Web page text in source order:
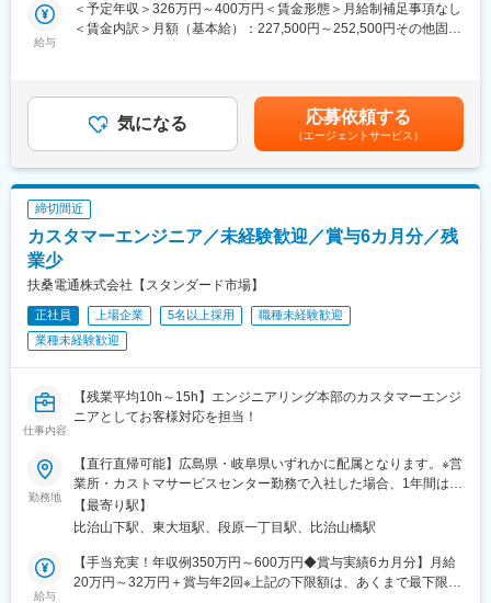
■同社について
セキュリティ事業を中心に、防災事業、メディカル事業、保険事
業、地理空間情報サービス事業、BPO・ICT事業の6つの領域で事
業を展開し、海外では１６の国と地域に進出しています。
■業務内容
家電量販店、モール型店舗内のソフトバンク取扱いコーナーに
店頭で使う販促ツール作成や、店頭キャンペーン企画などに積極
的に携わって頂きます。また、接客業務だけでなく、店頭で使用
する販促ツールやPOP作成、キャンペーン企画などセールス向上
の為の各種プロモーションをお任せすることもあります。
■入社後の流れ/キャリアパス
まず店頭での接客からスタートし、後輩指導やリーダー業務もゆ
くゆくお任せ致します。正社員登用後はマネジメントやメンバー
教育など、クルーを統括するなどのステップアップが可能です。
す。
■正社員登用制度について
年2回正社員登用試験あり、実際に契約社員から正社員になった社
員も多数います。自身の成長とその成果をしっかりと評価しま
す。
■教育体制
未経験の方にも手厚くフォローし、早期に一人前となるフォロー
を致します。入社時の研修を筆頭に各種研修制度を充実させ、社
バンクの一員として丁寧にサポートします。
●基礎研修
クルーに欠かせないビジネスマナーや接客スキルを学んで頂きま
す。現場経験豊富な社員が研修講師を務め、実務に基づいた丁寧
●OJT研修
売り場の先輩と徐々に仕事を覚えていただきます。多くの先輩が
給与
＜予定年収＞326万円～400万円＜賃金形態＞月給制補足事項なし
＜賃金内訳＞月額（基本給）：227,500円～252,500円その他固定
年収326～400万円販売クルー（販売職正社員）：年収350～800
万円スーパーバイザー（販売職正社員）年収350～690万円エリア
マネージャー（総合職正社員）年収400～1,000万円賃金はあくま
でも目安の金額であり、選考を通じて上下する可能性がありま
す。月給(月額)は固定手当を含めた表記です。
気になる 応募依頼する
（エージェントサービス）
締切間近
カスタマーエンジニア／未経験歓迎／賞与6カ月分／残
業少
扶桑電通株式会社【スタンダード市場】
正社員 上場企業 5名以上採用
職種未経験歓迎
業種未経験歓迎
仕事内容
【残業平均10h～15h】エンジニアリング本部のカスタマーエンジ
ニアとしてお客様対応を担当！
勤務地
【直行直帰可能】広島県・岐阜県いずれかに配属となります。※営
業所・カストマサービスセンター勤務で入社した場合、1年間は近
い県の支店勤務となる場合あり※全国転勤あり※敷地内全面禁煙※
フィールド業務のため、直行直帰も可能です。■中国支店広島県広
課岐阜県大垣市加賀野4-1-7 ソフトピアジャパンセンター
【最寄り駅】
比治山下駅、東大垣駅、段原一丁目駅、比治山橋駅
給与
【手当充実！年収例350万円～600万円◆賞与実績6カ月分】月給
20万円～32万円＋賞与年2回※上記の下限額は、あくまで最下限の